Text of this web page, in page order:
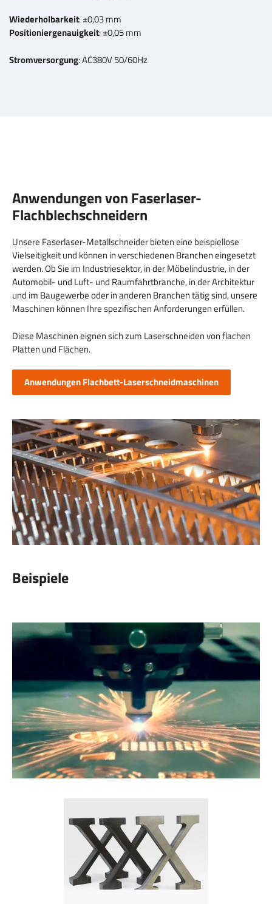
Wiederholbarkeit: ±0,03 mm
Positioniergenauigkeit: ±0,05 mm
Stromversorgung: AC380V 50/60Hz
Anwendungen von Faserlaser-
Flachblechschneidern
Unsere Faserlaser-Metallschneider bieten eine beispiellose
Vielseitigkeit und können in verschiedenen Branchen eingesetzt
werden. Ob Sie im Industriesektor, in der Möbelindustrie, in der
Automobil- und Luft- und Raumfahrtbranche, in der Architektur
und im Baugewerbe oder in anderen Branchen tätig sind, unsere
Maschinen können Ihre spezifischen Anforderungen erfüllen.
Diese Maschinen eignen sich zum Laserschneiden von flachen
Platten und Flächen.
Anwendungen Flachbett-Laserschneidmaschinen
Beispiele